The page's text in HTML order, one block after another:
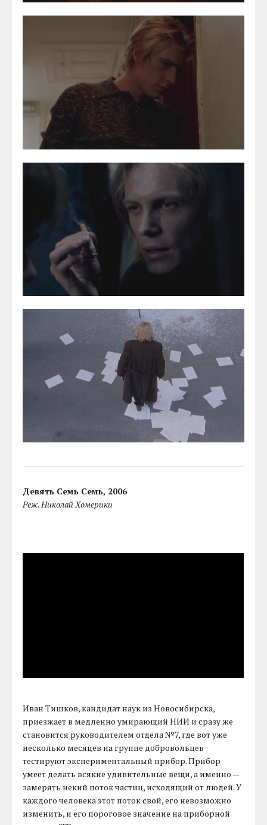
Девять Семь Семь, 2006
Реж. Николай Хомерики
Иван Тишков, кандидат наук из Новосибирска,
приезжает в медленно умирающий НИИ и сразу же
становится руководителем отдела №7, где вот уже
несколько месяцев на группе добровольцев
тестируют экспериментальный прибор. Прибор
умеет делать всякие удивительные вещи, а именно —
замерять некий поток частиц, исходящий от людей. У
каждого человека этот поток свой, его невозможно
изменить, и его пороговое значение на приборной